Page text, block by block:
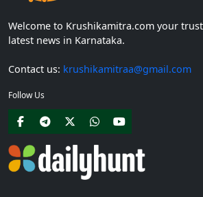
Welcome to Krushikamitra.com your
latest news in Karnataka.
Contact us: krushikamitraa@gmail.com
Follow Us